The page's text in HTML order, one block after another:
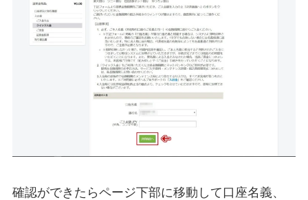
確認ができたらページ下部に移動して口座名義、